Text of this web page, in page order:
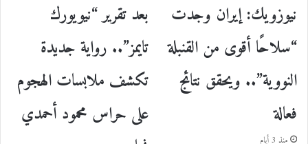
نيوزويك: إيران وجدت
“سلاحًا أقوى من القنبلة
النووية”.. ويحقق نتائج
فعالة
منذ 3 أيام
بعد تقرير “نيويورك
تايمز”.. رواية جديدة
تكشف ملابسات الهجوم
على حراس محمود أحمدي